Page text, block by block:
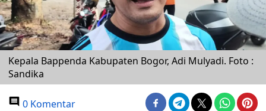
Kepala Bappenda Kabupaten Bogor, Adi Mulyadi. Foto :
Sandika
0 Komentar